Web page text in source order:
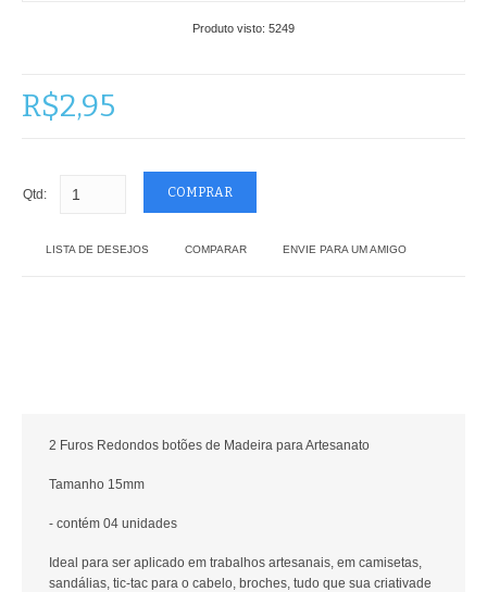
CONTATO
Produto visto: 5249
R$2,95
Qtd:
LISTA DE DESEJOS COMPARAR ENVIE PARA UM AMIGO
2 Furos Redondos botões de Madeira para Artesanato
Tamanho 15mm
- contém 04 unidades
Ideal para ser aplicado em trabalhos artesanais, em camisetas,
sandálias, tic-tac para o cabelo, broches, tudo que sua criativade